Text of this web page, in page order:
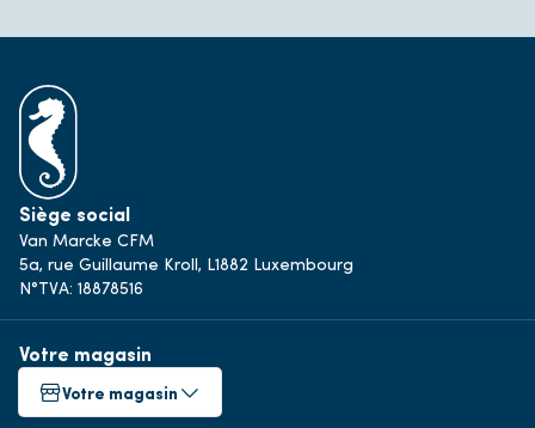
Siège social
Van Marcke CFM
5a, rue Guillaume Kroll, L1882 Luxembourg
N°TVA: 18878516
Votre magasin
Votre magasin